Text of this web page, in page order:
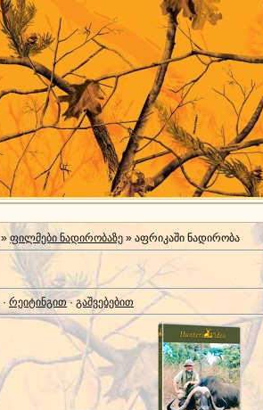
»ფილმები ნადირობაზე » აფრიკაში ნადირობა
· რეიტინგით· გაშვებებით